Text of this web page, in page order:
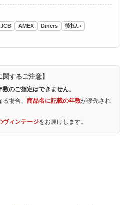
JCB AMEX Diners
後払い
するご注意】
数のご指定はできません。
場合、 商品名に記載の年数が優先され
ヴィンテージをお届けします。